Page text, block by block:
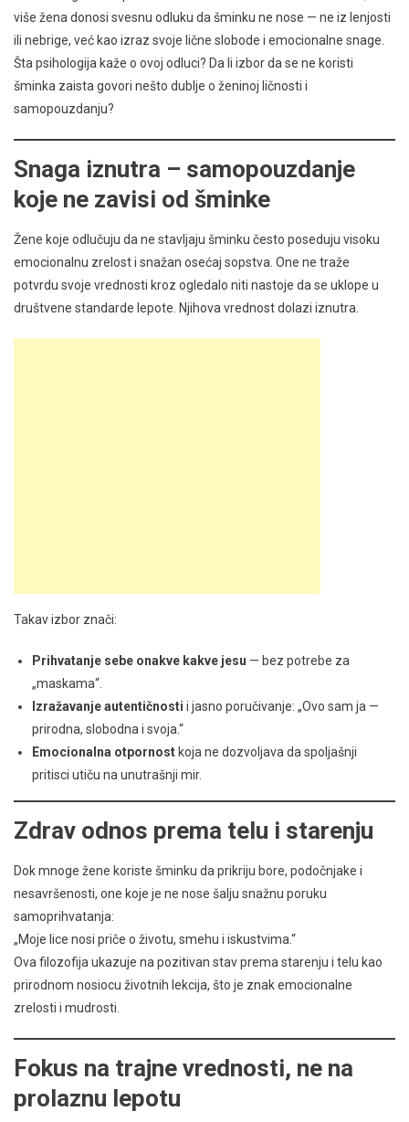
više žena donosi svesnu odluku da šminku ne nose — ne iz lenjosti
ili nebrige, već kao izraz svoje lične slobode i emocionalne snage.
Šta psihologija kaže o ovoj odluci? Da li izbor da se ne koristi
šminka zaista govori nešto dublje o ženinoj ličnosti i
samopouzdanju?
Snaga iznutra – samopouzdanje
koje ne zavisi od šminke
Žene koje odlučuju da ne stavljaju šminku često poseduju visoku
emocionalnu zrelost i snažan osećaj sopstva. One ne traže
potvrdu svoje vrednosti kroz ogledalo niti nastoje da se uklope u
društvene standarde lepote. Njihova vrednost dolazi iznutra.
Takav izbor znači:
Prihvatanje sebe onakve kakve jesu — bez potrebe za
„maskama“.
Izražavanje autentičnosti i jasno poručivanje: „Ovo sam ja —
prirodna, slobodna i svoja.“
Emocionalna otpornostkoja ne dozvoljava da spoljašnji
pritisci utiču na unutrašnji mir.
Zdrav odnos prema telu i starenju
Dok mnoge žene koriste šminku da prikriju bore, podočnjake i
nesavršenosti, one koje je ne nose šalju snažnu poruku
samoprihvatanja:
„Moje lice nosi priče o životu, smehu i iskustvima.“
Ova filozofija ukazuje na pozitivan stav prema starenju i telu kao
prirodnom nosiocu životnih lekcija, što je znak emocionalne
zrelosti i mudrosti.
Fokus na trajne vrednosti, ne na
prolaznu lepotu